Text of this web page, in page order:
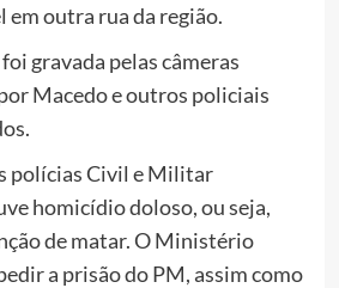
em outra rua da região.
gravada pelas câmeras
Macedo e outros policiais
polícias Civil e Militar
homicídio doloso, ou seja,
de matar. O Ministério
a prisão do PM, assim como